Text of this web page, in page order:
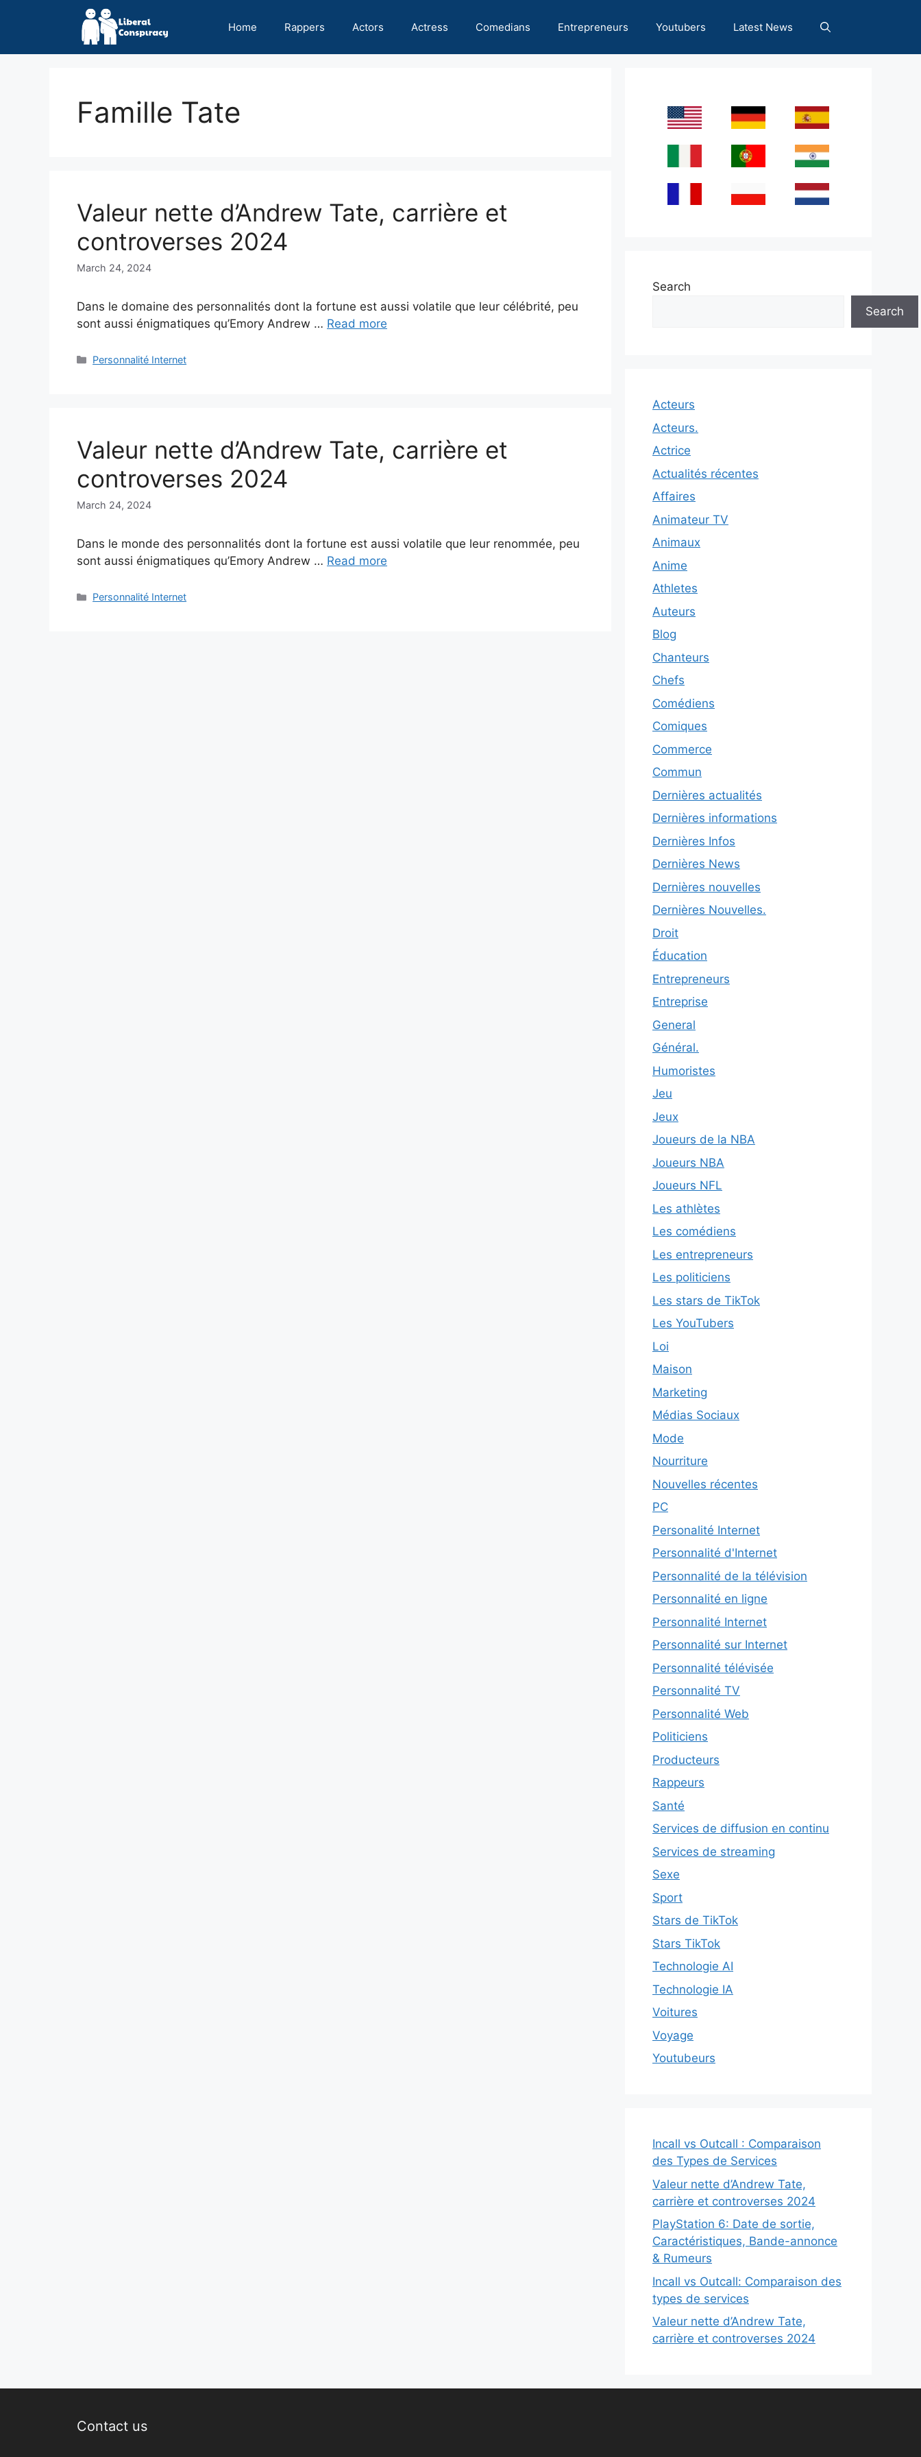
Home Rappers Actors Actress Comedians Entrepreneurs Youtubers Latest News
Famille Tate
Valeur nette d’Andrew Tate, carrière et
controverses 2024
March 24, 2024
Dans le domaine des personnalités dont la fortune est aussi volatile que leur célébrité, peu
sont aussi énigmatiques qu’Emory Andrew … Read more
Categories
Personnalité Internet
Valeur nette d’Andrew Tate, carrière et
controverses 2024
March 24, 2024
Dans le monde des personnalités dont la fortune est aussi volatile que leur renommée, peu
sont aussi énigmatiques qu’Emory Andrew … Read more
Categories
Personnalité Internet
Search
Search
Acteurs
Acteurs.
Actrice
Actualités récentes
Affaires
Animateur TV
Animaux
Anime
Athletes
Auteurs
Blog
Chanteurs
Chefs
Comédiens
Comiques
Commerce
Commun
Dernières actualités
Dernières informations
Dernières Infos
Dernières News
Dernières nouvelles
Dernières Nouvelles.
Droit
Éducation
Entrepreneurs
Entreprise
General
Général.
Humoristes
Jeu
Jeux
Joueurs de la NBA
Joueurs NBA
Joueurs NFL
Les athlètes
Les comédiens
Les entrepreneurs
Les politiciens
Les stars de TikTok
Les YouTubers
Loi
Maison
Marketing
Médias Sociaux
Mode
Nourriture
Nouvelles récentes
PC
Personalité Internet
Personnalité d'Internet
Personnalité de la télévision
Personnalité en ligne
Personnalité Internet
Personnalité sur Internet
Personnalité télévisée
Personnalité TV
Personnalité Web
Politiciens
Producteurs
Rappeurs
Santé
Services de diffusion en continu
Services de streaming
Sexe
Sport
Stars de TikTok
Stars TikTok
Technologie AI
Technologie IA
Voitures
Voyage
Youtubeurs
Incall vs Outcall : Comparaison
des Types de Services
Valeur nette d’Andrew Tate,
carrière et controverses 2024
PlayStation 6: Date de sortie,
Caractéristiques, Bande-annonce
& Rumeurs
Incall vs Outcall: Comparaison des
types de services
Valeur nette d’Andrew Tate,
carrière et controverses 2024
Contact us